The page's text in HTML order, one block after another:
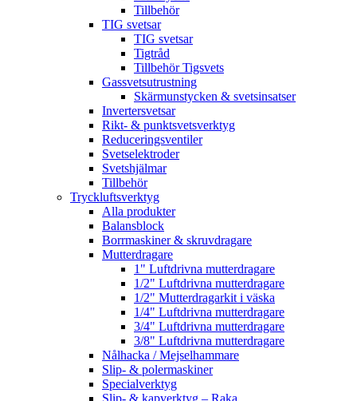
Tillbehör
TIG svetsar
TIG svetsar
Tigtråd
Tillbehör Tigsvets
Gassvetsutrustning
Skärmunstycken & svetsinsatser
Invertersvetsar
Rikt- & punktsvetsverktyg
Reduceringsventiler
Svetselektroder
Svetshjälmar
Tillbehör
Tryckluftsverktyg
Alla produkter
Balansblock
Borrmaskiner & skruvdragare
Mutterdragare
1" Luftdrivna mutterdragare
1/2" Luftdrivna mutterdragare
1/2" Mutterdragarkit i väska
1/4" Luftdrivna mutterdragare
3/4" Luftdrivna mutterdragare
3/8" Luftdrivna mutterdragare
Nålhacka / Mejselhammare
Slip- & polermaskiner
Specialverktyg
Slip- & kapverktyg – Raka